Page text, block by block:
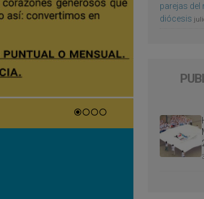
parejas
diócesis